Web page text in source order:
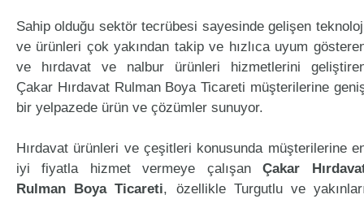
Sahip olduğu sektör tecrübesi sayesinde gelişen
ve ürünleri çok yakından takip ve hızlıca uyum
ve hırdavat ve nalbur ürünleri hizmetlerini
Çakar Hırdavat Rulman Boya Ticareti müşterilerine
bir yelpazede ürün ve çözümler sunuyor.
Hırdavat ürünleri ve çeşitleri konusunda müşterilerine
iyi fiyatla hizmet vermeye çalışanÇakar
Rulman Boya Ticareti, özellikle Turgutlu ve